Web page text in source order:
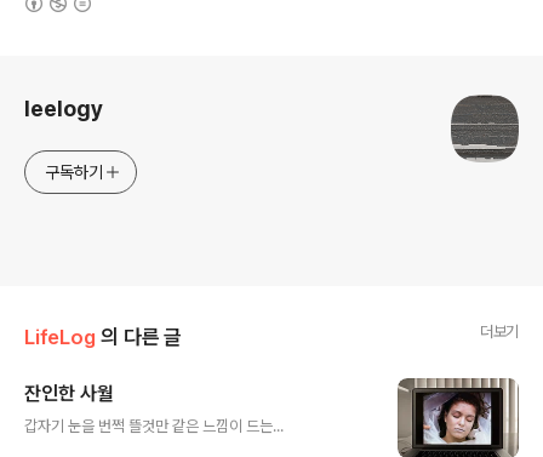
leelogy
구독하기
LifeLog 의 다른 글 더보기
잔인한 사월
갑자기 눈을 번쩍 뜰것만 같은 느낌이 드는...